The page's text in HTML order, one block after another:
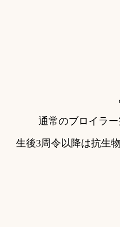
通常のブロイラ
生後3周令以降は抗生